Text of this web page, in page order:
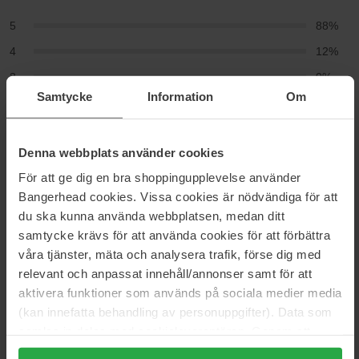
Samtycke Information Om
Denna webbplats använder cookies
För att ge dig en bra shoppingupplevelse använder
Bangerhead cookies. Vissa cookies är nödvändiga för att
du ska kunna använda webbplatsen, medan ditt
samtycke krävs för att använda cookies för att förbättra
våra tjänster, mäta och analysera trafik, förse dig med
relevant och anpassat innehåll/annonser samt för att
aktivera funktioner som används på sociala medier media
(kan innefatta behandling av personuppgifter). Data som
trycka på "Tillåt alla cookies" accepterar du alla cookies,
5
88%
4
12%
3
0%
Använder den varje dag morgon och kväll Smörjer ansiktet Fin
Jenny Eriksson
2023-12-17
använder varje dag
Karolina Pokrasen